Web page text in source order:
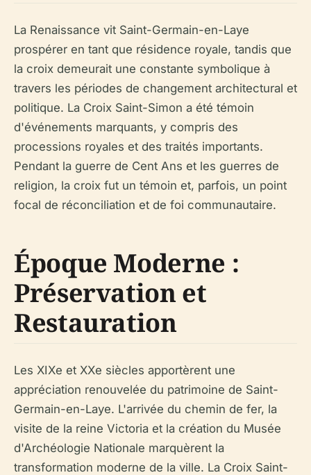
La Renaissance vit Saint-Germain-en-Laye
prospérer en tant que résidence royale, tandis que
la croix demeurait une constante symbolique à
travers les périodes de changement architectural et
politique. La Croix Saint-Simon a été témoin
d'événements marquants, y compris des
processions royales et des traités importants.
Pendant la guerre de Cent Ans et les guerres de
religion, la croix fut un témoin et, parfois, un point
focal de réconciliation et de foi communautaire.
Époque Moderne :
Préservation et
Restauration
Les XIXe et XXe siècles apportèrent une
appréciation renouvelée du patrimoine de Saint-
Germain-en-Laye. L'arrivée du chemin de fer, la
visite de la reine Victoria et la création du Musée
d'Archéologie Nationale marquèrent la
transformation moderne de la ville. La Croix Saint-